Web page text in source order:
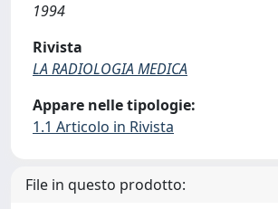
1994
Rivista
LA RADIOLOGIA MEDICA
Appare nelle tipologie:
1.1 Articolo in Rivista
File in questo prodotto: